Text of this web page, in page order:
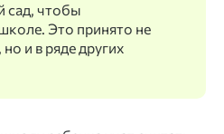
сад, чтобы
Это принято не
и в ряде других